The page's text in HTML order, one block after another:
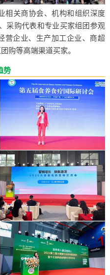
相关商协会、机构和组织深度
采购代表和专业买家组团参观
营企业、生产加工企业、商超
购等高端渠道买家。
势